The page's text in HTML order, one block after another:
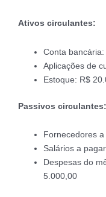
Ativos circulantes:
Conta
Aplicações de
Estoque: R$
Passivos circulantes:
Fornecedores
Salários a
Despesas do
5.000,00